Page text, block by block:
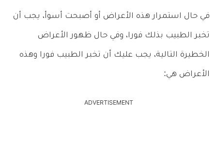
في حال استمرار هذه الأعراض أو أصبحت أسوأ، يجب أن
تخبر الطبيب بذلك فورا، وفي حال ظهور الأعراض
الخطيرة التالية، يجب عليك أن تخبر الطبيب فورا وهذه
الأعراض هي:
ADVERTISEMENT